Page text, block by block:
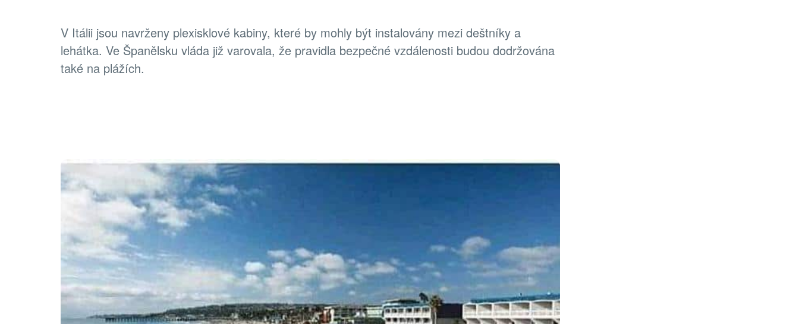
V Itálii jsou navrženy plexisklové kabiny, které by mohly být instalovány mezi deštníky a
lehátka. Ve Španělsku vláda již varovala, že pravidla bezpečné vzdálenosti budou dodržována
také na plážích.